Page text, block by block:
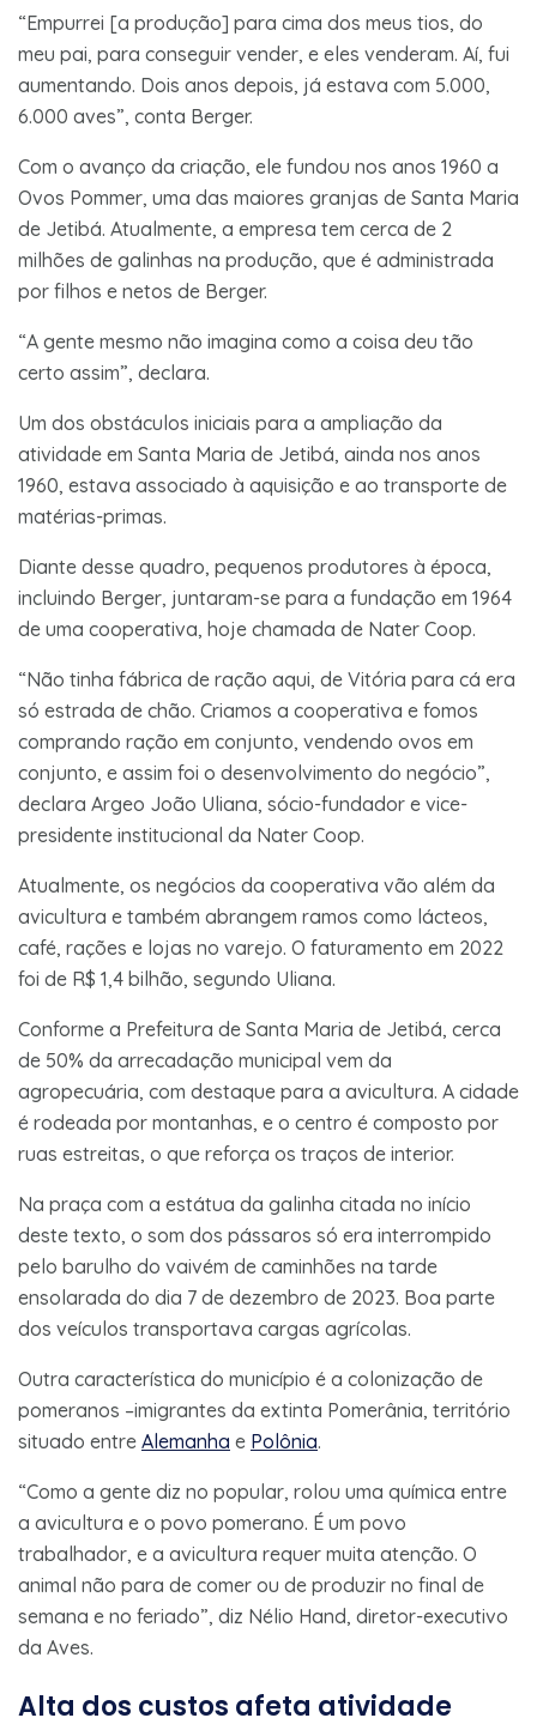
“Empurrei [a produção] para cima dos meus tios, do
meu pai, para conseguir vender, e eles venderam. Aí, fui
aumentando. Dois anos depois, já estava com 5.000,
6.000 aves”, conta Berger.
Com o avanço da criação, ele fundou nos anos 1960 a
Ovos Pommer, uma das maiores granjas de Santa Maria
de Jetibá. Atualmente, a empresa tem cerca de 2
milhões de galinhas na produção, que é administrada
por filhos e netos de Berger.
“A gente mesmo não imagina como a coisa deu tão
certo assim”, declara.
Um dos obstáculos iniciais para a ampliação da
atividade em Santa Maria de Jetibá, ainda nos anos
1960, estava associado à aquisição e ao transporte de
matérias-primas.
Diante desse quadro, pequenos produtores à época,
incluindo Berger, juntaram-se para a fundação em 1964
de uma cooperativa, hoje chamada de Nater Coop.
“Não tinha fábrica de ração aqui, de Vitória para cá era
só estrada de chão. Criamos a cooperativa e fomos
comprando ração em conjunto, vendendo ovos em
conjunto, e assim foi o desenvolvimento do negócio”,
declara Argeo João Uliana, sócio-fundador e vice-
presidente institucional da Nater Coop.
Atualmente, os negócios da cooperativa vão além da
avicultura e também abrangem ramos como lácteos,
café, rações e lojas no varejo. O faturamento em 2022
foi de R$ 1,4 bilhão, segundo Uliana.
Conforme a Prefeitura de Santa Maria de Jetibá, cerca
de 50% da arrecadação municipal vem da
agropecuária, com destaque para a avicultura. A cidade
é rodeada por montanhas, e o centro é composto por
ruas estreitas, o que reforça os traços de interior.
Na praça com a estátua da galinha citada no início
deste texto, o som dos pássaros só era interrompido
pelo barulho do vaivém de caminhões na tarde
ensolarada do dia 7 de dezembro de 2023. Boa parte
dos veículos transportava cargas agrícolas.
Outra característica do município é a colonização de
pomeranos –imigrantes da extinta Pomerânia, território
situado entre Alemanha e Polônia.
“Como a gente diz no popular, rolou uma química entre
a avicultura e o povo pomerano. É um povo
trabalhador, e a avicultura requer muita atenção. O
animal não para de comer ou de produzir no final de
semana e no feriado”, diz Nélio Hand, diretor-executivo
da Aves.
Alta dos custos afeta atividade